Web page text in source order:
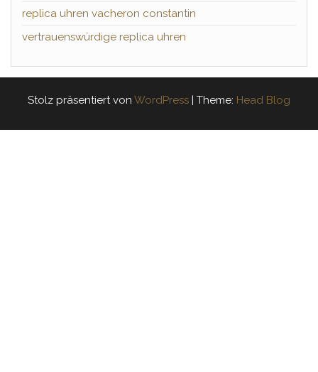
replica uhren vacheron constantin
vertrauenswürdige replica uhren
Stolz präsentiert von WordPress | Theme: Head Blog